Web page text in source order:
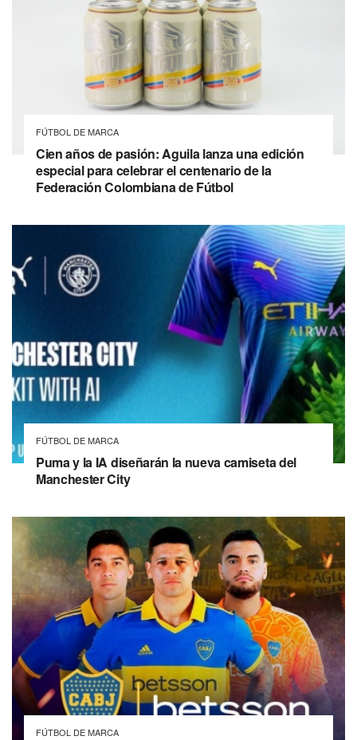
FÚTBOL DE MARCA
Cien años de pasión: Aguila lanza una edición
especial para celebrar el centenario de la
Federación Colombiana de Fútbol
FÚTBOL DE MARCA
Puma y la IA diseñarán la nueva camiseta del
Manchester City
FÚTBOL DE MARCA